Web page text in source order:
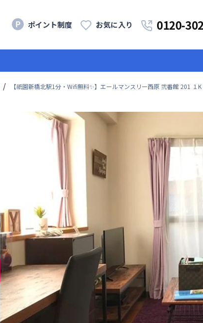
ポイント制度 お気に入り 0120-
【祇園新橋北駅1分・Wifi無料✨】エールマンスリー西原 弐番館 201 １K